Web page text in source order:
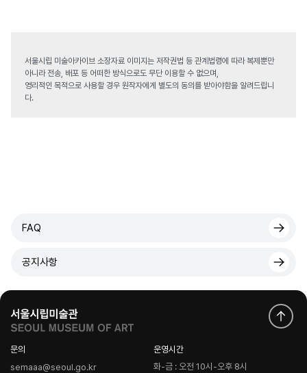
서울시립 미술아카이브 소장자료 이미지는 저작권법 등 관계법령에 따라 복제뿐만
아니라 전송, 배포 등 어떠한 방식으로도 무단 이용할 수 없으며,
영리적인 목적으로 사용할 경우 원작자에게 별도의 동의를 받아야함을 알려드립니
다.
FAQ
공지사항
문의
semaaa@seoul.go.kr
운영시간
화-금 : 오전 10시-오후 8시